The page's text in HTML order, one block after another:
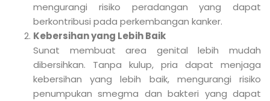
mengurangi risiko peradangan yang dapat
berkontribusi pada perkembangan kanker.
Kebersihan yang Lebih Baik
Sunat membuat area genital lebih mudah
dibersihkan. Tanpa kulup, pria dapat menjaga
kebersihan yang lebih baik, mengurangi risiko
penumpukan smegma dan bakteri yang dapat